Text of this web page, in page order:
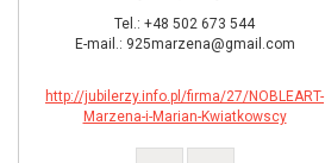
Tel.: +48 502 673 544
E-mail.: 925marzena@gmail.com
http://jubilerzy.info.pl/firma/27/NOBLEART-
Marzena-i-Marian-Kwiatkowscy